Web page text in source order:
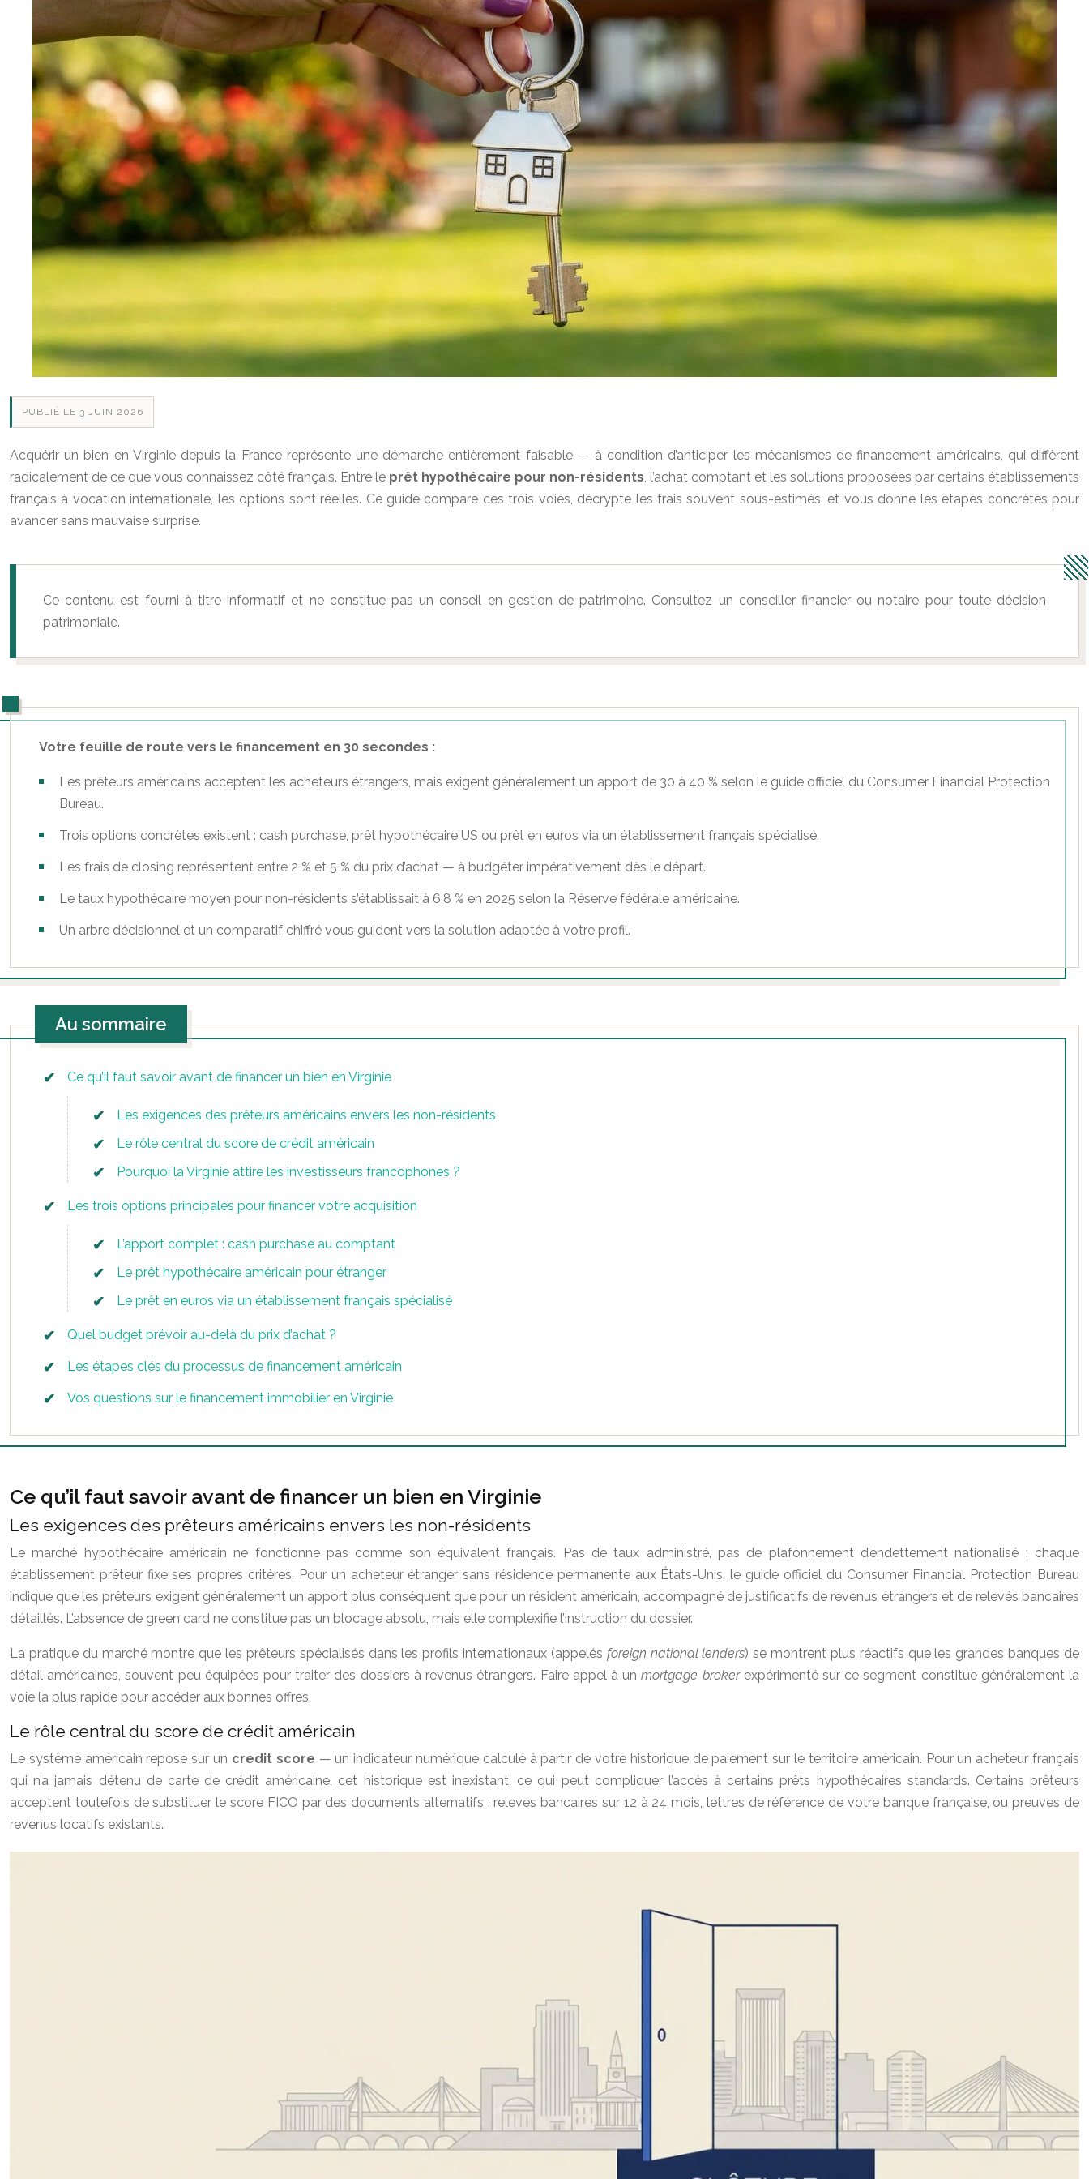
PUBLIÉ LE 3 JUIN 2026
Acquérir un bien en Virginie depuis la France représente une démarche entièrement faisable — à condition d’anticiper les mécanismes de financement américains, qui diffèrent
radicalement de ce que vous connaissez côté français. Entre le prêt hypothécaire pour non-résidents, l’achat comptant et les solutions proposées par certains établissements
français à vocation internationale, les options sont réelles. Ce guide compare ces trois voies, décrypte les frais souvent sous-estimés, et vous donne les étapes concrètes pour
avancer sans mauvaise surprise.
Ce contenu est fourni à titre informatif et ne constitue pas un conseil en gestion de patrimoine. Consultez un conseiller financier ou notaire pour toute décision
patrimoniale.
Votre feuille de route vers le financement en 30 secondes :
Les prêteurs américains acceptent les acheteurs étrangers, mais exigent généralement un apport de 30 à 40 % selon le guide officiel du Consumer Financial Protection
Bureau.
Trois options concrètes existent : cash purchase, prêt hypothécaire US ou prêt en euros via un établissement français spécialisé.
Les frais de closing représentent entre 2 % et 5 % du prix d’achat — à budgéter impérativement dès le départ.
Le taux hypothécaire moyen pour non-résidents s’établissait à 6,8 % en 2025 selon la Réserve fédérale américaine.
Un arbre décisionnel et un comparatif chiffré vous guident vers la solution adaptée à votre profil.
Au sommaire
Ce qu’il faut savoir avant de financer un bien en Virginie
Les exigences des prêteurs américains envers les non-résidents
Le rôle central du score de crédit américain
Pourquoi la Virginie attire les investisseurs francophones ?
Les trois options principales pour financer votre acquisition
L’apport complet : cash purchase au comptant
Le prêt hypothécaire américain pour étranger
Le prêt en euros via un établissement français spécialisé
Quel budget prévoir au-delà du prix d’achat ?
Les étapes clés du processus de financement américain
Vos questions sur le financement immobilier en Virginie
Ce qu’il faut savoir avant de financer un bien en Virginie
Les exigences des prêteurs américains envers les non-résidents
Le marché hypothécaire américain ne fonctionne pas comme son équivalent français. Pas de taux administré, pas de plafonnement d’endettement nationalisé : chaque
établissement prêteur fixe ses propres critères. Pour un acheteur étranger sans résidence permanente aux États-Unis, le guide officiel du Consumer Financial Protection Bureau
indique que les prêteurs exigent généralement un apport plus conséquent que pour un résident américain, accompagné de justificatifs de revenus étrangers et de relevés bancaires
détaillés. L’absence de green card ne constitue pas un blocage absolu, mais elle complexifie l’instruction du dossier.
La pratique du marché montre que les prêteurs spécialisés dans les profils internationaux (appelés foreign national lenders) se montrent plus réactifs que les grandes banques de
détail américaines, souvent peu équipées pour traiter des dossiers à revenus étrangers. Faire appel à unmortgage brokerexpérimenté sur ce segment constitue généralement la
voie la plus rapide pour accéder aux bonnes offres.
Le rôle central du score de crédit américain
Le système américain repose sur un credit score — un indicateur numérique calculé à partir de votre historique de paiement sur le territoire américain. Pour un acheteur français
qui n’a jamais détenu de carte de crédit américaine, cet historique est inexistant, ce qui peut compliquer l’accès à certains prêts hypothécaires standards. Certains prêteurs
acceptent toutefois de substituer le score FICO par des documents alternatifs : relevés bancaires sur 12 à 24 mois, lettres de référence de votre banque française, ou preuves de
revenus locatifs existants.